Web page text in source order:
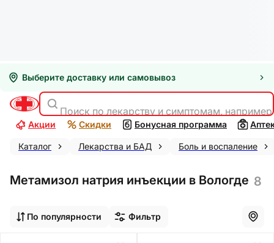
Выберите доставку или самовывоз
Поиск по лекарству и симптомам,
Акции Скидки Бонусная программа
Каталог Лекарства и БАД Боль и воспаление
Метамизол натрия инъекции в Вологде 8
По популярности Фильтр